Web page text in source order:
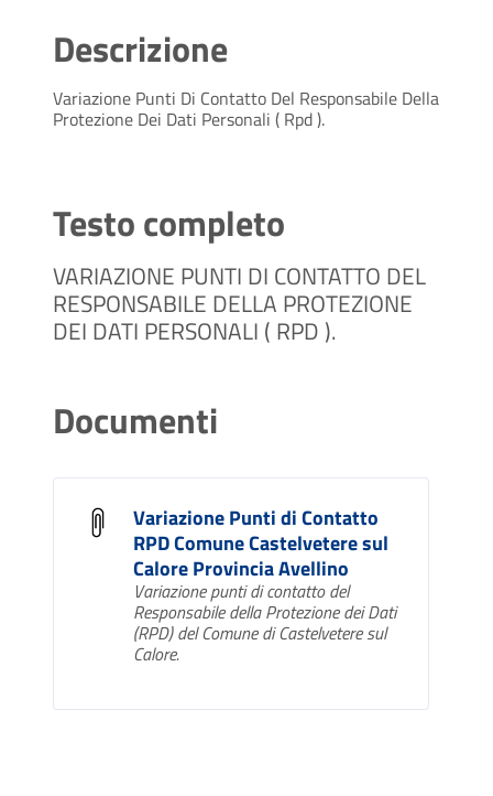
Descrizione
Variazione Punti Di Contatto Del Responsabile Della
Protezione Dei Dati Personali ( Rpd ).
Testo completo
VARIAZIONE PUNTI DI CONTATTO DEL
RESPONSABILE DELLA PROTEZIONE
DEI DATI PERSONALI ( RPD ).
Documenti
Variazione Punti di Contatto
RPD Comune Castelvetere sul
Calore Provincia Avellino
Variazione punti di contatto del
Responsabile della Protezione dei Dati
(RPD) del Comune di Castelvetere sul
Calore.